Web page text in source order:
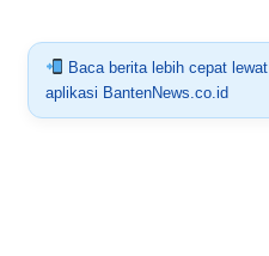
Baca berita lebih cepat lewat
aplikasi BantenNews.co.id